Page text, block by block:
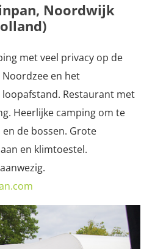
Noordwijk
met veel privacy op de
en het
Restaurant met
Heerlijke camping om te
de bossen. Grote
en klimtoestel.